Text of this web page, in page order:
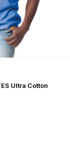
Ultra Cotton